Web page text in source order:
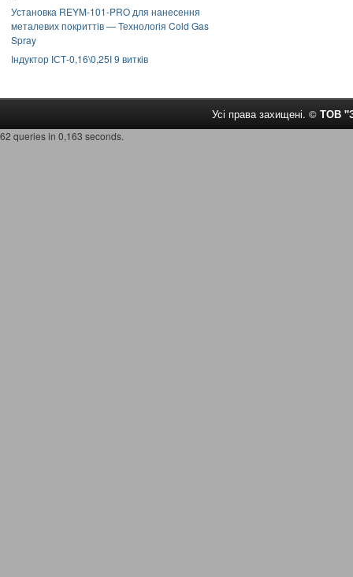
Установка REYM-101-PRO для нанесення
металевих покриттів — Технологія Cold Gas
Spray
Індуктор ІСТ-0,16\0,25І 9 витків
Усі права захищені. © ТОВ
62 queries in 0,163 seconds.